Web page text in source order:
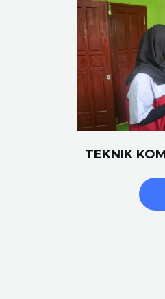
TEKNIK